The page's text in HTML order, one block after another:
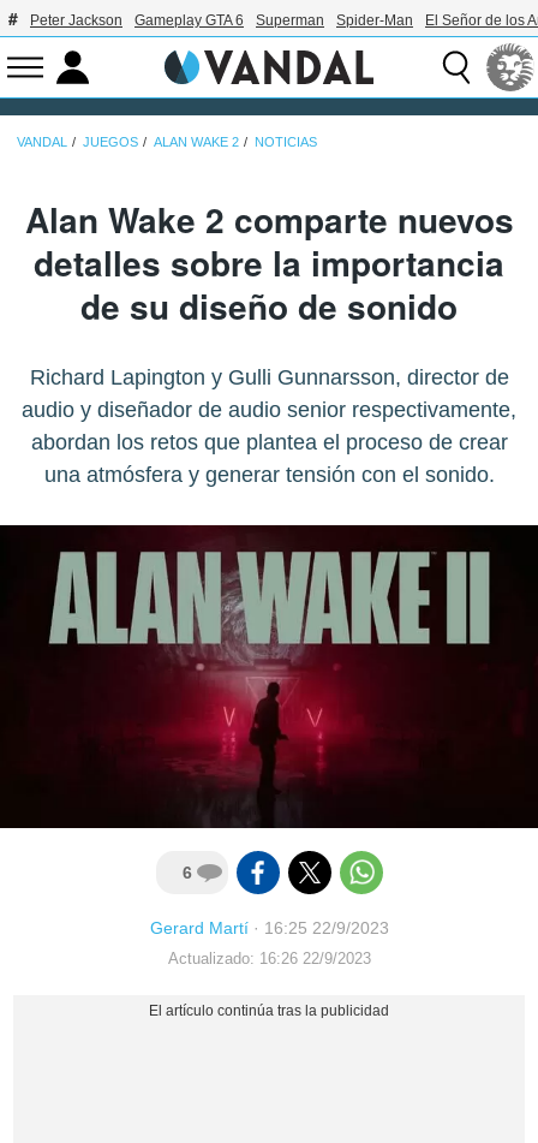
Peter Jackson Gameplay GTA 6 Superman Spider-Man El Señor de los
VANDAL JUEGOS ALAN WAKE 2 NOTICIAS
Alan Wake 2 comparte nuevos
detalles sobre la importancia
de su diseño de sonido
Richard Lapington y Gulli Gunnarsson, director de
audio y diseñador de audio senior respectivamente,
abordan los retos que plantea el proceso de crear
una atmósfera y generar tensión con el sonido.
6
Gerard Martí· 16:25 22/9/2023
Actualizado: 16:26 22/9/2023